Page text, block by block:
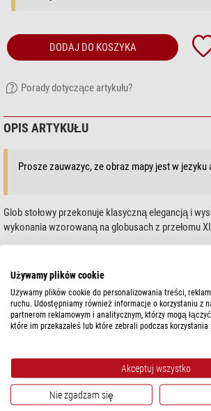
DODAJ DO KOSZYKA
Porady dotyczące artykułu?
OPIS ARTYKUŁU
Prosze zauwazyc, ze obraz mapy jest w jezyku
Glob stołowy przekonuje klasyczną elegancją i
wykonania wzorowaną na globusach z przełomu
podstawa, metalowa rama w kolorze starego
ziemska w pastelowych odcieniach niebieskiego i
globusa sprawia, że z łatwością znajdzie on
pokaż więcej...
Rodzaj konstrukcji
Model
Obrotowy
tak
Używamy plików cookie
Używamy plików cookie do personalizowania treści,
ruchu. Udostępniamy również informacje o korzystaniu z
partnerom reklamowym i analitycznym, którzy mogą
które im przekazałeś lub które zebrali podczas korzystania
Akceptuj wszystko
Nie zgadzam się